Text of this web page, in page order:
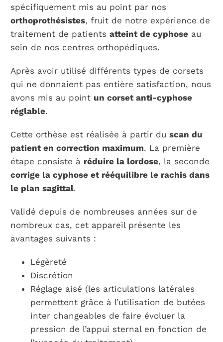
spécifiquement mis au point par nos
orthoprothésistes, fruit de notre expérience de
traitement de patients atteint de cyphoseau
sein de nos centres orthopédiques.
Après avoir utilisé différents types de corsets
qui ne donnaient pas entière satisfaction, nous
avons mis au point un corset anti-cyphose
réglable.
Cette orthèse est réalisée à partir du scan du
patient en correction maximum. La première
étape consiste à réduire la lordose, la seconde
corrige la cyphose et rééquilibre le rachis dans
le plan sagittal.
Validé depuis de nombreuses années sur de
nombreux cas, cet appareil présente les
avantages suivants :
Légèreté
Discrétion
Réglage aisé (les articulations latérales
permettent grâce à l’utilisation de butées
inter changeables de faire évoluer la
pression de l’appui sternal en fonction de